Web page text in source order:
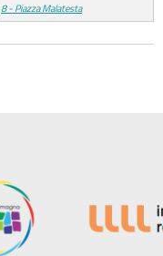
8 - Piazza Malatesta